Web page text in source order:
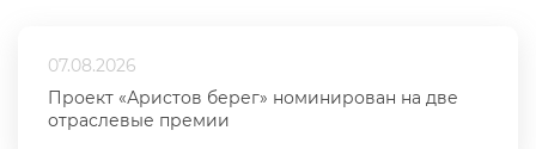
07.08.2026
Проект «Аристов берег» номинирован на две
отраслевые премии